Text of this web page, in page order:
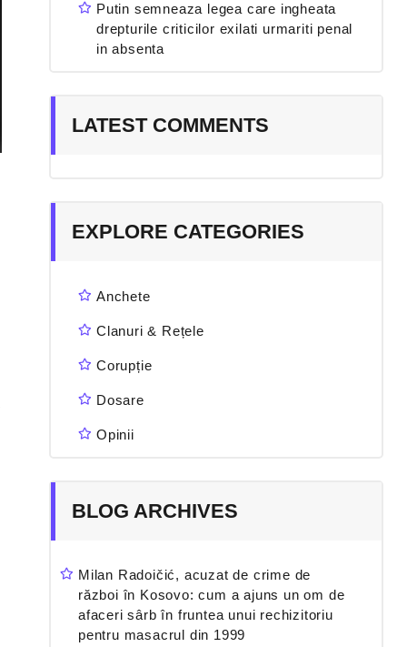
Putin semneaza legea care ingheata
drepturile criticilor exilati urmariti penal
in absenta
LATEST COMMENTS
EXPLORE CATEGORIES
Anchete
Clanuri & Rețele
Corupție
Dosare
Opinii
BLOG ARCHIVES
Milan Radoičić, acuzat de crime de
război în Kosovo: cum a ajuns un om de
afaceri sârb în fruntea unui rechizitoriu
pentru masacrul din 1999